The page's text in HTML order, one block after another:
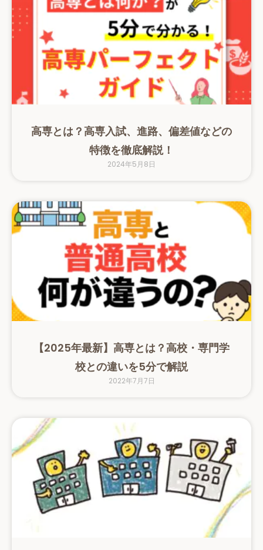
高専とは？高専入試、進路、偏差値などの
特徴を徹底解説！
2024年5月8日
【2025年最新】高専とは？高校・専門学
校との違いを5分で解説
2022年7月7日